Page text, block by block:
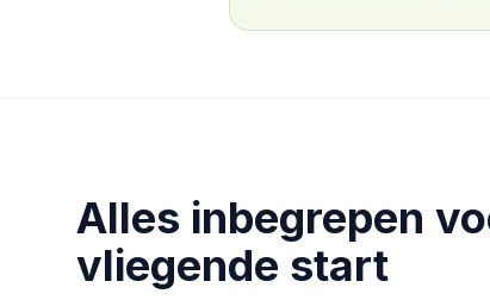
Alles inbegrepen
vliegende start